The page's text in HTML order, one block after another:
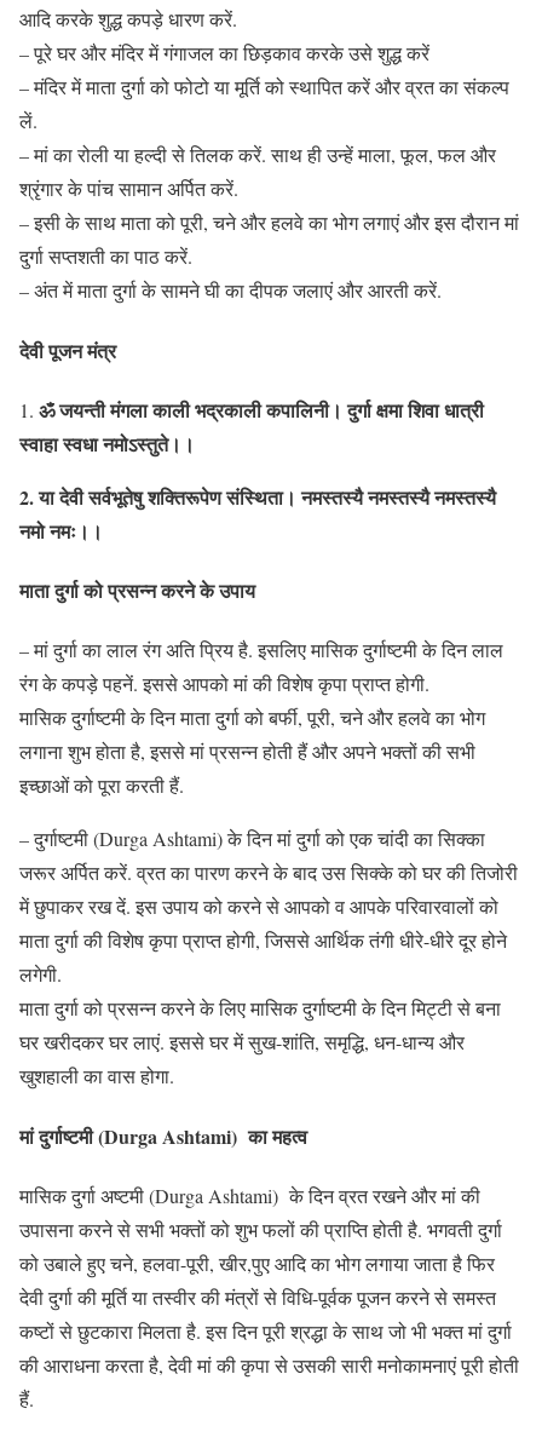
आदि करके शुद्ध कपड़े धारण करें.
– पूरे घर और मंदिर में गंगाजल का छिड़काव करके उसे शुद्ध करें
– मंदिर में माता दुर्गा को फोटो या मूर्ति को स्थापित करें और व्रत का संकल्प
लें.
– मां का रोली या हल्दी से तिलक करें. साथ ही उन्हें माला, फूल, फल और
श्रृंगार के पांच सामान अर्पित करें.
– इसी के साथ माता को पूरी, चने और हलवे का भोग लगाएं और इस दौरान मां
दुर्गा सप्तशती का पाठ करें.
– अंत में माता दुर्गा के सामने घी का दीपक जलाएं और आरती करें.
देवी पूजन मंत्र
1. ॐ जयन्ती मंगला काली भद्रकाली कपालिनी। दुर्गा क्षमा शिवा धात्री
स्वाहा स्वधा नमोऽस्तुते।।
2. या देवी सर्वभूतेषु शक्तिरूपेण संस्थिता। नमस्तस्यै नमस्तस्यै नमस्तस्यै
नमो नमः।।
माता दुर्गा को प्रसन्न करने के उपाय
– मां दुर्गा का लाल रंग अति प्रिय है. इसलिए मासिक दुर्गाष्टमी के दिन लाल
रंग के कपड़े पहनें. इससे आपको मां की विशेष कृपा प्राप्त होगी.
मासिक दुर्गाष्टमी के दिन माता दुर्गा को बर्फी, पूरी, चने और हलवे का भोग
लगाना शुभ होता है, इससे मां प्रसन्न होती हैं और अपने भक्तों की सभी
इच्छाओं को पूरा करती हैं.
– दुर्गाष्टमी (Durga Ashtami) के दिन मां दुर्गा को एक चांदी का सिक्का
जरूर अर्पित करें. व्रत का पारण करने के बाद उस सिक्के को घर की तिजोरी
में छुपाकर रख दें. इस उपाय को करने से आपको व आपके परिवारवालों को
माता दुर्गा की विशेष कृपा प्राप्त होगी, जिससे आर्थिक तंगी धीरे-धीरे दूर होने
लगेगी.
माता दुर्गा को प्रसन्न करने के लिए मासिक दुर्गाष्टमी के दिन मिट्टी से बना
घर खरीदकर घर लाएं. इससे घर में सुख-शांति, समृद्धि, धन-धान्य और
खुशहाली का वास होगा.
मां दुर्गाष्टमी (Durga Ashtami) का महत्व
मासिक दुर्गा अष्टमी (Durga Ashtami) के दिन व्रत रखने और मां की
उपासना करने से सभी भक्तों को शुभ फलों की प्राप्ति होती है. भगवती दुर्गा
को उबाले हुए चने, हलवा-पूरी, खीर,पुए आदि का भोग लगाया जाता है फिर
देवी दुर्गा की मूर्ति या तस्वीर की मंत्रों से विधि-पूर्वक पूजन करने से समस्त
कष्टों से छुटकारा मिलता है. इस दिन पूरी श्रद्धा के साथ जो भी भक्त मां दुर्गा
की आराधना करता है, देवी मां की कृपा से उसकी सारी मनोकामनाएं पूरी होती
हैं.